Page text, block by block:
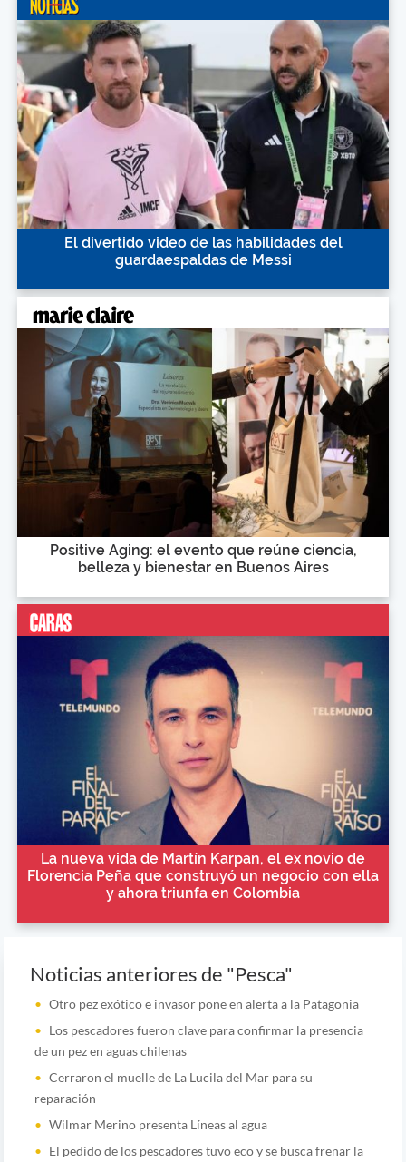
El divertido video de las habilidades del
guardaespaldas de Messi
Positive Aging: el evento que reúne ciencia,
belleza y bienestar en Buenos Aires
La nueva vida de Martín Karpan, el ex novio de
Florencia Peña que construyó un negocio con ella
y ahora triunfa en Colombia
Noticias anteriores de "Pesca"
Otro pez exótico e invasor pone en alerta a la Patagonia
Los pescadores fueron clave para confirmar la presencia
de un pez en aguas chilenas
Cerraron el muelle de La Lucila del Mar para su
reparación
Wilmar Merino presenta Líneas al agua
El pedido de los pescadores tuvo eco y se busca frenar la